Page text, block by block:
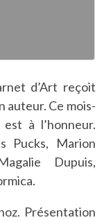
d’Art reçoit
auteur. Ce mois-
à l’honneur.
Pucks, Marion
Dupuis,
Présentation